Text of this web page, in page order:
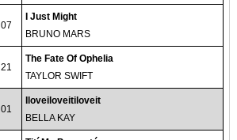
07
I Just Might
BRUNO MARS
21
The Fate Of Ophelia
TAYLOR SWIFT
01
Iloveiloveitiloveit
BELLA KAY